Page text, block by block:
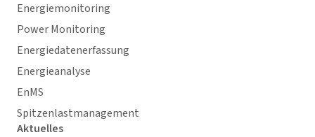
Energiemonitoring
Power Monitoring
Energiedatenerfassung
Energieanalyse
EnMS
Spitzenlastmanagement
Aktuelles